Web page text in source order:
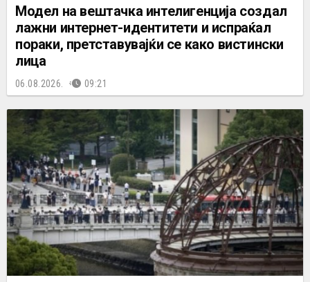
Mодел на вештачка интелигенција создал
лажни интернет-идентитети и испраќал
пораки, претставувајќи се како вистински
лица
06.08.2026. 09:21